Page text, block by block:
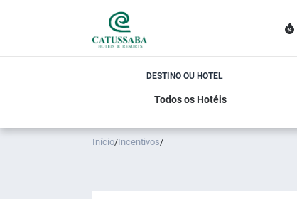
DESTINO OU HOTEL
Início/Incentivos/